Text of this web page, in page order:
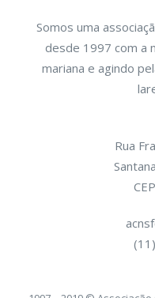
Somos uma
desde 1997 com a
mariana e agindo
Rua